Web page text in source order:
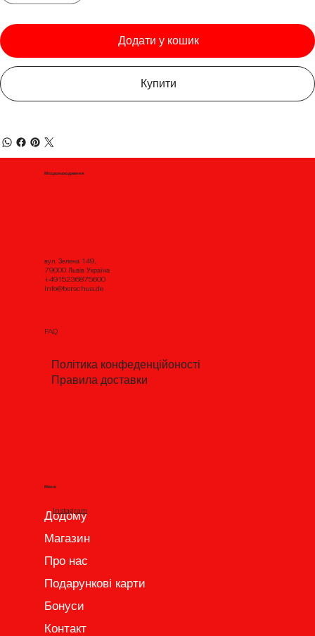
Додати у кошик
Купити
Місцезнаходження
вул. Зелена 149,
79000 Львів Україна
+4915236875600
info@borschua.de
Меню
Додому
Магазин
Про нас
Подарункові карти
Бонуси
Контакт
FAQ
Політика конфеденційоності
Правила доставки
Instagram